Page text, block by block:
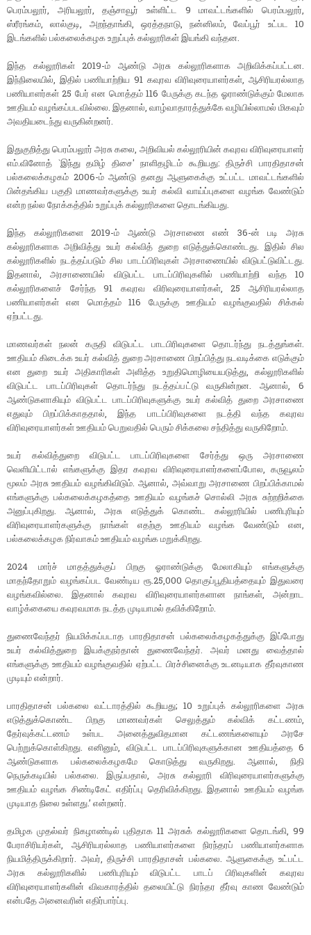
பெரம்பலூர், அரியலூர், தஞ்சாவூர் உள்ளிட்ட 9 மாவட்டங்களில் பெரம்பலூர்,
ஸ்ரீரங்கம், லால்குடி, அறந்தாங்கி, ஒரத்தநாடு, நன்னிலம், வேப்பூர் உட்பட 10
இடங்களில் பல்கலைக்கழக உறுப்புக் கல்லூரிகள் இயங்கி வந்தன.
இந்த கல்லூரிகள் 2019-ம் ஆண்டு அரசு கல்லூரிகளாக அறிவிக்கப்பட்டன.
இந்நிலையில், இதில் பணியாற்றிய 91 கவுரவ விரிவுரையாளர்கள், ஆசிரியரல்லாத
பணியாளர்கள் 25 பேர் என மொத்தம் 116 பேருக்கு கடந்த ஓராண்டுக்கும் மேலாக
ஊதியம் வழங்கப்படவில்லை. இதனால், வாழ்வாதாரத்துக்கே வழியில்லாமல் மிகவும்
அவதியடைந்து வருகின்றனர்.
இதுகுறித்து பெரம்பலூர் அரசு கலை, அறிவியல் கல்லூரியின் கவுரவ விரிவுரையாளர்
எம்.வினோத் `இந்து தமிழ் திசை' நாளிதழிடம் கூறியது: திருச்சி பாரதிதாசன்
பல்கலைக்கழகம் 2006-ம் ஆண்டு தனது ஆளுகைக்கு உட்பட்ட மாவட்டங்களில்
பின்தங்கிய பகுதி மாணவர்களுக்கு உயர் கல்வி வாய்ப்புகளை வழங்க வேண்டும்
என்ற நல்ல நோக்கத்தில் உறுப்புக் கல்லூரிகளை தொடங்கியது.
இந்த கல்லூரிகளை 2019-ம் ஆண்டு அரசாணை எண் 36-ன் படி அரசு
கல்லூரிகளாக அறிவித்து உயர் கல்வித் துறை எடுத்துக்கொண்டது. இதில் சில
கல்லூரிகளில் நடத்தப்படும் சில பாடப்பிரிவுகள் அரசாணையில் விடுபட்டுவிட்டது.
இதனால், அரசாணையில் விடுபட்ட பாடப்பிரிவுகளில் பணியாற்றி வந்த 10
கல்லூரிகளைச் சேர்ந்த 91 கவுரவ விரிவுரையாளர்கள், 25 ஆசிரியரல்லாத
பணியாளர்கள் என மொத்தம் 116 பேருக்கு ஊதியம் வழங்குவதில் சிக்கல்
ஏற்பட்டது.
மாணவர்கள் நலன் கருதி விடுபட்ட பாடபிரிவுகளை தொடர்ந்து நடத்துங்கள்.
ஊதியம் கிடைக்க உயர் கல்வித் துறை அரசாணை பிறப்பித்து நடவடிக்கை எடுக்கும்
என துறை உயர் அதிகாரிகள் அளித்த உறுதிமொழியையடுத்து, கல்லூரிகளில்
விடுபட்ட பாடப்பிரிவுகள் தொடர்ந்து நடத்தப்பட்டு வருகின்றன. ஆனால், 6
ஆண்டுகளாகியும் விடுபட்ட பாடப்பிரிவுகளுக்கு உயர் கல்வித் துறை அரசாணை
எதுவும் பிறப்பிக்காததால், இந்த பாடப்பிரிவுகளை நடத்தி வந்த கவுரவ
விரிவுரையாளர்கள் ஊதியம் பெறுவதில் பெரும் சிக்கலை சந்தித்து வருகிறோம்.
உயர் கல்வித்துறை விடுபட்ட பாடப்பிரிவுகளை சேர்த்து ஒரு அரசாணை
வெளியிட்டால் எங்களுக்கு இதர கவுரவ விரிவுரையாளர்களைப்போல, கருவூலம்
மூலம் அரசு ஊதியம் வழங்கிவிடும். ஆனால், அவ்வாறு அரசாணை பிறப்பிக்காமல்
எங்களுக்கு பல்கலைக்கழகத்தை ஊதியம் வழங்கச் சொல்லி அரசு சுற்றறிக்கை
அனுப்புகிறது. ஆனால், அரசு எடுத்துக் கொண்ட கல்லூரியில் பணிபுரியும்
விரிவுரையாளர்களுக்கு நாங்கள் எதற்கு ஊதியம் வழங்க வேண்டும் என,
பல்கலைக்கழக நிர்வாகம் ஊதியம் வழங்க மறுக்கிறது.
2024 மார்ச் மாதத்துக்குப் பிறகு ஓராண்டுக்கு மேலாகியும் எங்களுக்கு
மாதந்தோறும் வழங்கப்பட வேண்டிய ரூ.25,000 தொகுப்பூதியத்தையும் இதுவரை
வழங்கவில்லை. இதனால் கவுரவ விரிவுரையாளர்களான நாங்கள், அன்றாட
வாழ்க்கையை கவுரவமாக நடத்த முடியாமல் தவிக்கிறோம்.
துணைவேந்தர் நியமிக்கப்படாத பாரதிதாசன் பல்கலைக்கழகத்துக்கு இப்போது
உயர் கல்வித்துறை இயக்குநர்தான் துணைவேந்தர். அவர் மனது வைத்தால்
எங்களுக்கு ஊதியம் வழங்குவதில் ஏற்பட்ட பிரச்சினைக்கு உடனடியாக தீர்வுகாண
முடியும் என்றார்.
பாரதிதாசன் பல்கலை வட்டாரத்தில் கூறியது; 10 உறுப்புக் கல்லூரிகளை அரசு
எடுத்துக்கொண்ட பிறகு மாணவர்கள் செலுத்தும் கல்விக் கட்டணம்,
தேர்வுக்கட்டணம் உள்பட அனைத்துவிதமான கட்டணங்களையும் அரசே
பெற்றுக்கொள்கிறது. எனினும், விடுபட்ட பாடப்பிரிவுகளுக்கான ஊதியத்தை 6
ஆண்டுகளாக பல்கலைக்கழகமே கொடுத்து வருகிறது. ஆனால், நிதி
நெருக்கடியில் பல்கலை. இருப்பதால், அரசு கல்லூரி விரிவுரையாளர்களுக்கு
ஊதியம் வழங்க சிண்டிகேட் எதிர்ப்பு தெரிவிக்கிறது. இதனால் ஊதியம் வழங்க
முடியாத நிலை உள்ளது.’ என்றனர்.
தமிழக முதல்வர் நிகழாண்டில் புதிதாக 11 அரசுக் கல்லூரிகளை தொடங்கி, 99
பேராசிரியர்கள், ஆசிரியரல்லாத பணியாளர்களை நிரந்தரப் பணியாளர்களாக
நியமித்திருக்கிறார். அவர், திருச்சி பாரதிதாசன் பல்கலை. ஆளுகைக்கு உட்பட்ட
அரசு கல்லூரிகளில் பணிபுரியும் விடுபட்ட பாடப் பிரிவுகளின் கவுரவ
விரிவுரையாளர்களின் விவகாரத்தில் தலையிட்டு நிரந்தர தீர்வு காண வேண்டும்
என்பதே அனைவரின் எதிர்பார்ப்பு.